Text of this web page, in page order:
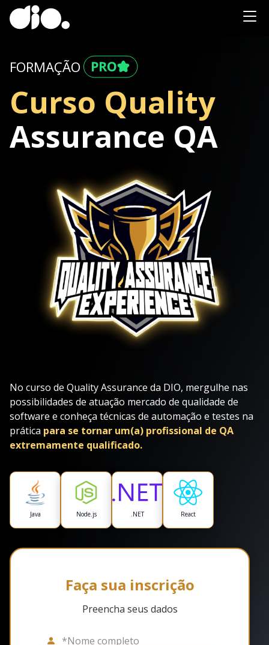
FORMAÇÃO
Curso Quality
Assurance QA
No curso de Quality Assurance da DIO, mergulhe nas
possibilidades de atuação mercado de qualidade de
software e conheça técnicas de automação e testes na
prática para se tornar um(a) profissional de QA
extremamente qualificado.
Java Node.js .NET React
Faça sua inscrição
Preencha seus dados